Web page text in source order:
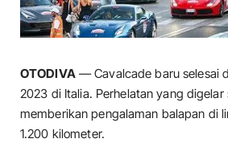
OTODIVA— Cavalcade baru selesai
2023 di Italia. Perhelatan yang digelar
memberikan pengalaman balapan di
1.200 kilometer.